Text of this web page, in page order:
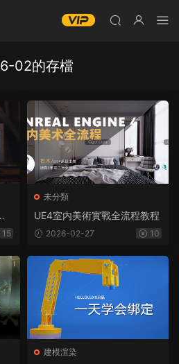
02的存檔
15
未分類
UE4室内美術實戰全流程教程
2026-02-27 10
建模渲染